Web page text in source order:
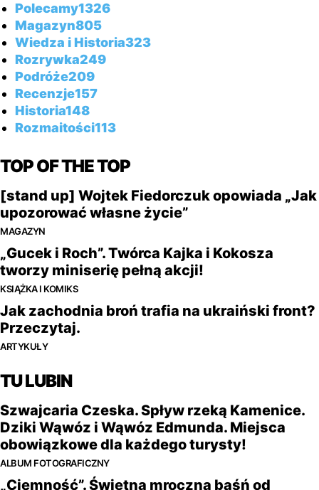
Polecamy1326
Magazyn805
Wiedza i Historia323
Rozrywka249
Podróże209
Recenzje157
Historia148
Rozmaitości113
TOP OF THE TOP
[stand up] Wojtek Fiedorczuk opowiada „Jak
upozorować własne życie”
MAGAZYN
„Gucek i Roch”. Twórca Kajka i Kokosza
tworzy miniserię pełną akcji!
KSIĄŻKA I KOMIKS
Jak zachodnia broń trafia na ukraiński front?
Przeczytaj.
ARTYKUŁY
TU LUBIN
Szwajcaria Czeska. Spływ rzeką Kamenice.
Dziki Wąwóz i Wąwóz Edmunda. Miejsca
obowiązkowe dla każdego turysty!
ALBUM FOTOGRAFICZNY
„Ciemność”. Świetna mroczna baśń od